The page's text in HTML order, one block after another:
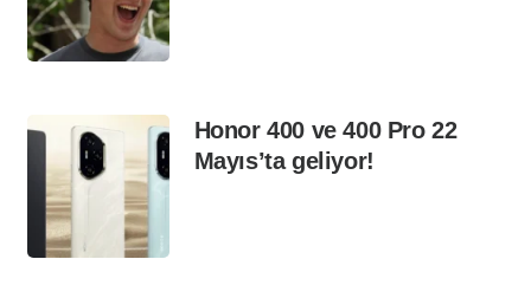
Honor 400 ve 400 Pro 22
Mayıs’ta geliyor!